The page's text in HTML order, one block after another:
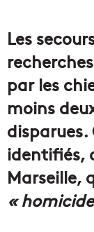
Les
par les
moins
identifiés,
Marseille,
«